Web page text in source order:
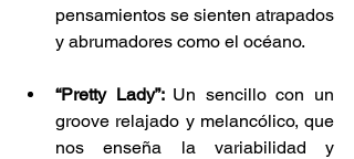
pensamientos se sienten atrapados
y abrumadores como el océano.
“Pretty Lady”: Un sencillo con un
groove relajado y melancólico, que
nos enseña la variabilidad y